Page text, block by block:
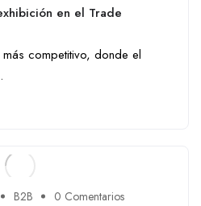
en el Trade
competitivo, donde el
B2B 0 Comentarios